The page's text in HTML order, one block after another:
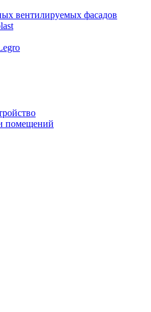
вентилируемых фасадов
помещений